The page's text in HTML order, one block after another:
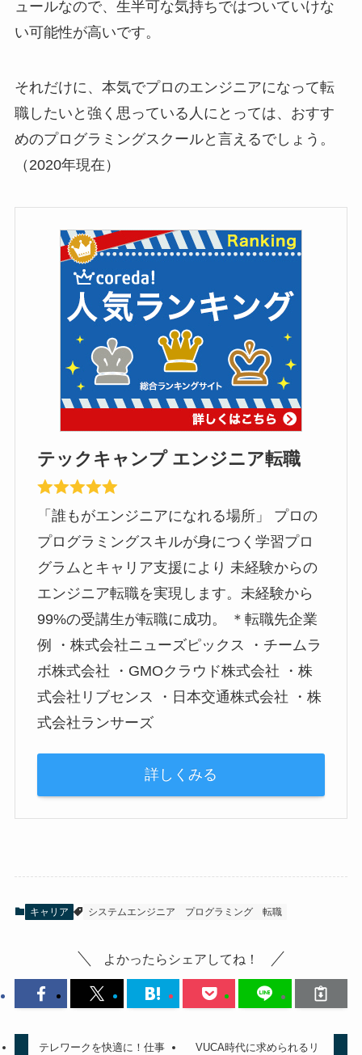
ュールなので、生半可な気持ちではついていけな
い可能性が高いです。
それだけに、本気でプロのエンジニアになって転
職したいと強く思っている人にとっては、おすす
めのプログラミングスクールと言えるでしょう。
（2020年現在）
テックキャンプ エンジニア転職
「誰もがエンジニアになれる場所」 プロの
プログラミングスキルが身につく学習プロ
グラムとキャリア支援により 未経験からの
エンジニア転職を実現します。未経験から
99%の受講生が転職に成功。 ＊転職先企業
例 ・株式会社ニューズピックス ・チームラ
ボ株式会社 ・GMOクラウド株式会社 ・株
式会社リブセンス ・日本交通株式会社 ・株
式会社ランサーズ
詳しくみる
キャリア システムエンジニア プログラミング 転職
よかったらシェアしてね！
テレワークを快適に！仕事
VUCA時代に求められるリ